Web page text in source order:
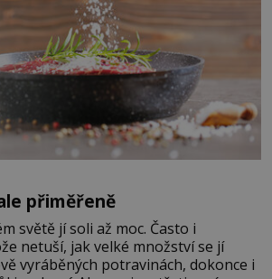
přiměřeně
světě jí soli až moc. Často i
netuší, jak velké množství se jí
vyráběných potravinách, dokonce i